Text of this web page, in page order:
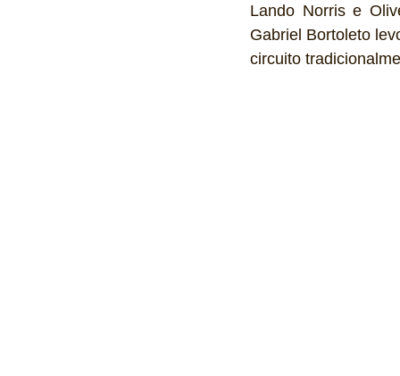
Lando Norris e
Gabriel Bortoleto
circuito